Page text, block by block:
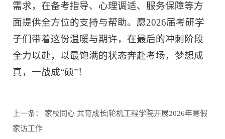
需求，在备考指导、心理调适、服务保障等方
面提供全方位的支持与帮助。愿2026届考研学
子们带着这份温暖与期许，在最后的冲刺阶段
全力以赴，以最饱满的状态奔赴考场，梦想成
真，一战成“硕”！
上一条： 家校同心 共育成长|轮机工程学院开展2026年寒假
家访工作